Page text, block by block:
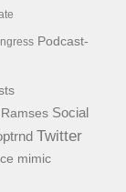
Podcast-
Ramses Social
Twitter
mimic